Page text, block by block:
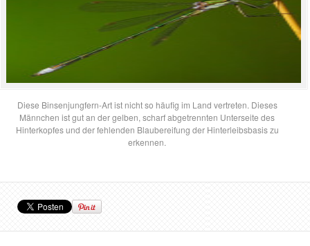
Diese Binsenjungfern-Art ist nicht so häufig im Land vertreten. Dieses
Männchen ist gut an der gelben, scharf abgetrennten Unterseite des
Hinterkopfes und der fehlenden Blaubereifung der Hinterleibsbasis zu
erkennen.